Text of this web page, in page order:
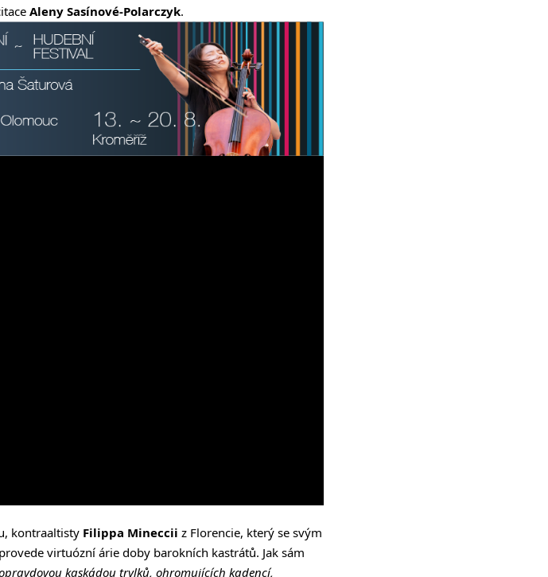
Aleny Sasínové-Polarczyk.
kontraaltisty Filippa Mineccii z Florencie, který se svým
virtuózní árie doby barokních kastrátů. Jak sám
kaskádou trylků, ohromujících kadencí,